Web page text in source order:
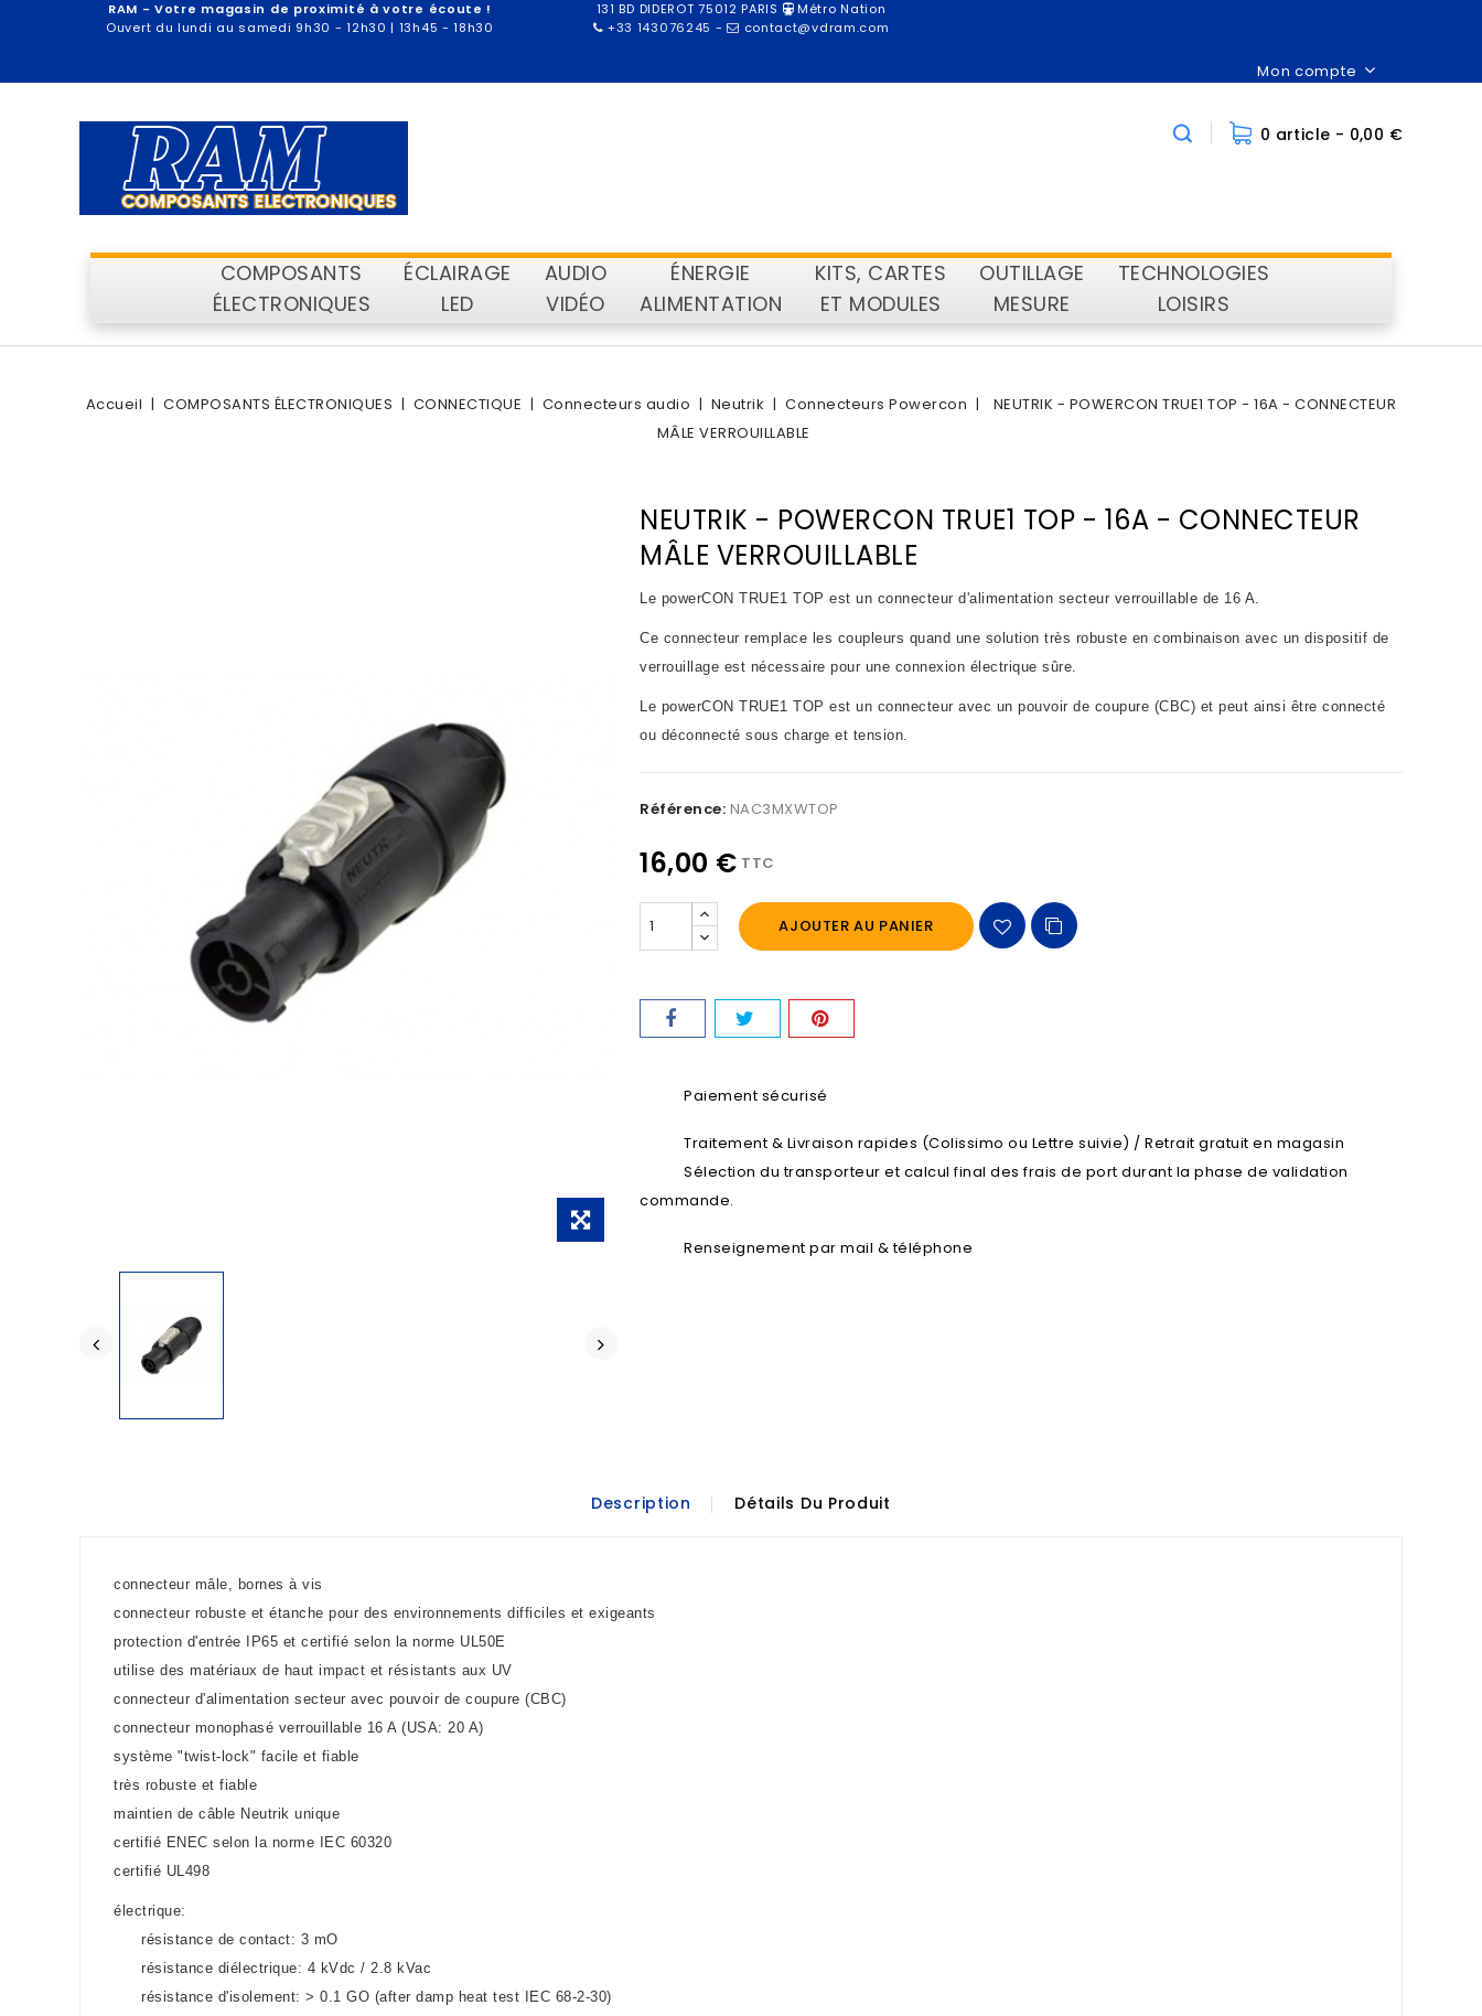
RAM - Votre magasin de proximité à votre écoute !
Ouvert du lundi au samedi 9h30 - 12h30 | 13h45 - 18h30
131 BD DIDEROT 75012 PARIS
Métro Nation
+33 143076245 - contact@vdram.com
Mon compte
0 article - 0,00 €
COMPOSANTS
ÉLECTRONIQUES
ÉCLAIRAGE
LED
AUDIO
VIDÉO
ÉNERGIE
ALIMENTATION
KITS, CARTES
ET MODULES
OUTILLAGE
MESURE
TECHNOLOGIES
LOISIRS
Accueil COMPOSANTS ÉLECTRONIQUES CONNECTIQUE Connecteurs audio Neutrik Connecteurs Powercon
NEUTRIK - POWERCON TRUE1 TOP - 16A - CONNECTEUR
MÂLE VERROUILLABLE
NEUTRIK - POWERCON TRUE1 TOP - 16A - CONNECTEUR
MÂLE VERROUILLABLE
Le powerCON TRUE1 TOP est un connecteur d'alimentation secteur verrouillable de 16 A.
Ce connecteur remplace les coupleurs quand une solution très robuste en combinaison avec un dispositif de
verrouillage est nécessaire pour une connexion électrique sûre.
Le powerCON TRUE1 TOP est un connecteur avec un pouvoir de coupure (CBC) et peut ainsi être connecté
ou déconnecté sous charge et tension.
Référence: NAC3MXWTOP
16,00 € TTC
AJOUTER AU PANIER
Paiement sécurisé
Traitement & Livraison rapides (Colissimo ou Lettre suivie) / Retrait gratuit en magasin
Sélection du transporteur et calcul final des frais de port durant la phase de validation
commande.
Renseignement par mail & téléphone
Description Détails Du Produit
connecteur mâle, bornes à vis
connecteur robuste et étanche pour des environnements difficiles et exigeants
protection d'entrée IP65 et certifié selon la norme UL50E
utilise des matériaux de haut impact et résistants aux UV
connecteur d'alimentation secteur avec pouvoir de coupure (CBC)
connecteur monophasé verrouillable 16 A (USA: 20 A)
système "twist-lock" facile et fiable
très robuste et fiable
maintien de câble Neutrik unique
certifié ENEC selon la norme IEC 60320
certifié UL498
électrique:
résistance de contact: 3 mO
résistance diélectrique: 4 kVdc / 2.8 kVac
résistance d'isolement: > 0.1 GO (after damp heat test IEC 68-2-30)